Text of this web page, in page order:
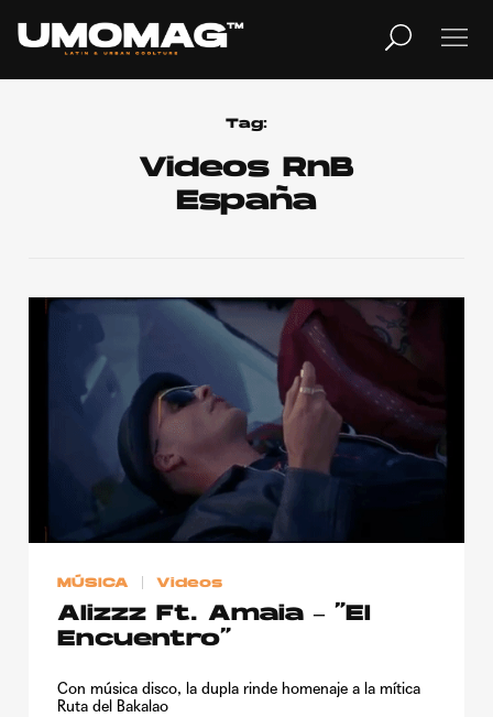
TV
Home
Cover Story
Publicidad
DERECHOS RESERVADOS.
Tag:
Videos RnB
España
MÚSICA Videos
Alizzz Ft. Amaia – “El
Encuentro”
Con música disco, la dupla rinde homenaje a la mítica
Ruta del Bakalao